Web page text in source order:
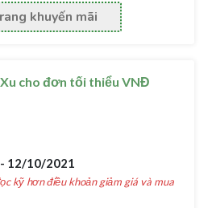
khuyến mãi
cho đơn tối thiểu VNĐ
12/10/2021
kỹ hơn điều khoản giảm giá và mua